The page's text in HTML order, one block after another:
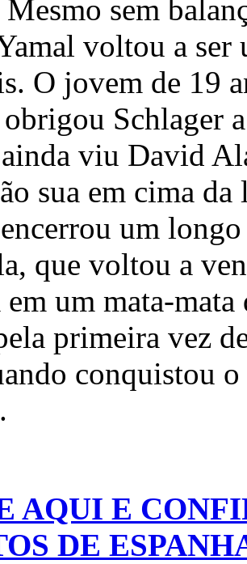
sem
voltou a ser
O jovem de 19
Schlager
ainda viu David
sua em cima
um
que voltou a
em um mata-mata
primeira vez
conquistou
AQUI E
DE